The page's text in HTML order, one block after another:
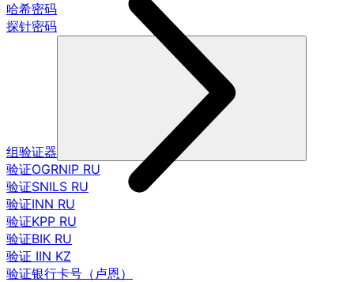
哈希密码
探针密码
组验证器
验证OGRNIP RU
验证SNILS RU
验证INN RU
验证KPP RU
验证BIK RU
验证 IIN KZ
验证银行卡号（卢恩）